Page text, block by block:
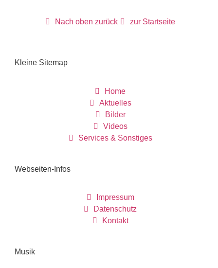
Nach oben zurück zur Startseite
Kleine Sitemap
Home
Aktuelles
Bilder
Videos
Services & Sonstiges
Webseiten-Infos
Impressum
Datenschutz
Kontakt
Musik